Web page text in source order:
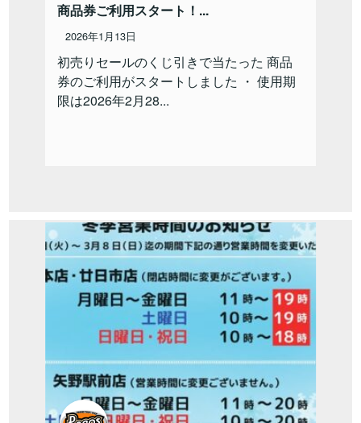
商品券ご利用スタート！...
2026年1月13日
初売りセールのくじ引きで当たった 商品
券のご利用がスタートしました ・ 使用期
限は2026年2月28...